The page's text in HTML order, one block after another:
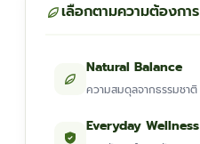
เลือกตามความต้องการ
Natural Balance
ความสมดุลจากธรรมชาติ
Everyday Wellness